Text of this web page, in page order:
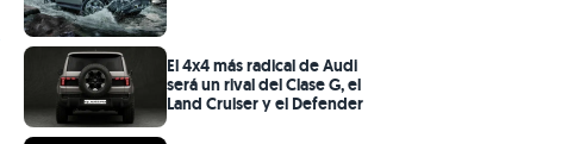
El 4x4 más radical de Audi
será un rival del Clase G, el
Land Cruiser y el Defender